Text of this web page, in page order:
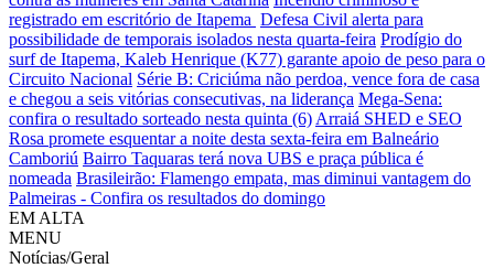
registrado em escritório de Itapema Defesa Civil alerta para
possibilidade de temporais isolados nesta quarta-feira Prodígio do
surf de Itapema, Kaleb Henrique (K77) garante apoio de peso para o
Circuito Nacional Série B: Criciúma não perdoa, vence fora de casa
e chegou a seis vitórias consecutivas, na liderança Mega-Sena:
confira o resultado sorteado nesta quinta (6) Arraiá SHED e SEO
Rosa promete esquentar a noite desta sexta-feira em Balneário
Camboriú Bairro Taquaras terá nova UBS e praça pública é
nomeada Brasileirão: Flamengo empata, mas diminui vantagem do
Palmeiras - Confira os resultados do domingo
EM ALTA
MENU
Notícias/Geral